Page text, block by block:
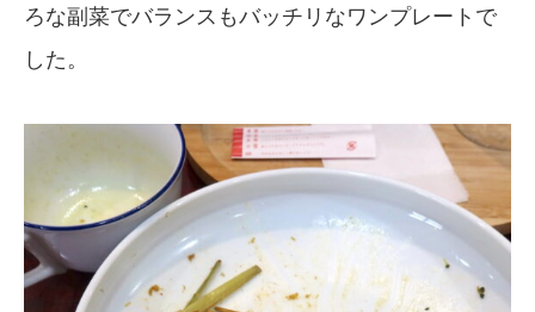
ろな副菜でバランスもバッチリなワンプレートで
した。